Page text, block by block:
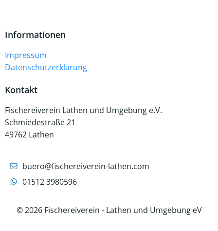
Kontakt
Fischereiverein Lathen und Umgebung e.V.
Schmiedestraße 21
49762 Lathen
buero@fischereiverein-lathen.com
01512 3980596
Informationen
Impressum
Datenschutzerklärung
© 2026 Fischereiverein - Lathen und Umgebung eV